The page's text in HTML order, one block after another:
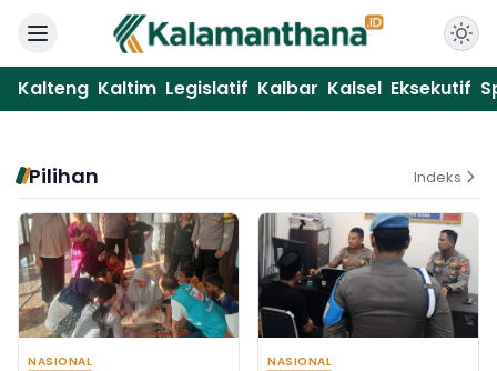
Kalteng Kaltim Legislatif Kalbar Kalsel Eksekutif
Pilihan Indeks
NASIONAL NASIONAL